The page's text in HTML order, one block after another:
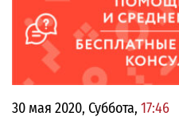
30 мая 2020, Суббота, 17:46